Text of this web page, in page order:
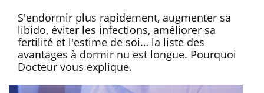
S'endormir plus rapidement, augmenter sa
libido, éviter les infections, améliorer sa
fertilité et l'estime de soi… la liste des
avantages à dormir nu est longue. Pourquoi
Docteur vous explique.